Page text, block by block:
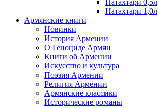
Натахтари 0,5л
Натахтари 1,0л
Армянские книги
Новинки
История Армении
О Геноциде Армян
Книги об Армении
Иcкусство и культура
Поэзия Армении
Религия Армении
Армянские классики
Исторические романы